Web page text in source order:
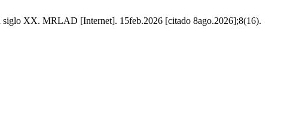
siglo XX. MRLAD [Internet]. 15feb.2026 [citado 8ago.2026];8(16).